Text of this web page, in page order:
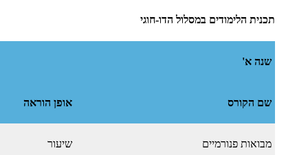
תכנית הלימודים במסלול הדו-חוגי
שנה א'
שם הקורס אופן הוראה
מבואות פנורמיים שיעור